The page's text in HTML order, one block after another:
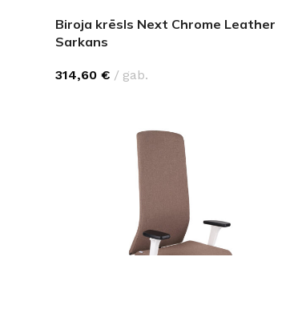
Biroja krēsls Next Chrome Leather
Sarkans
314,60 € gab.